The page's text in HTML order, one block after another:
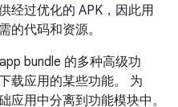
经过优化的 APK，因此用
的代码和资源。
bundle 的多种高级功
载应用的某些功能。 为
应用中分离到功能模块中。